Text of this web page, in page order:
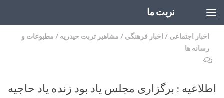
تربت ما
اخبار اجتماعی / اخبار فرهنگی / مشاهیر تربت حیدریه / مطبوعات و
رسانه ها
۰
اطلاعیه : برگزاری مجلس یاد بود زنده یاد حاجیه